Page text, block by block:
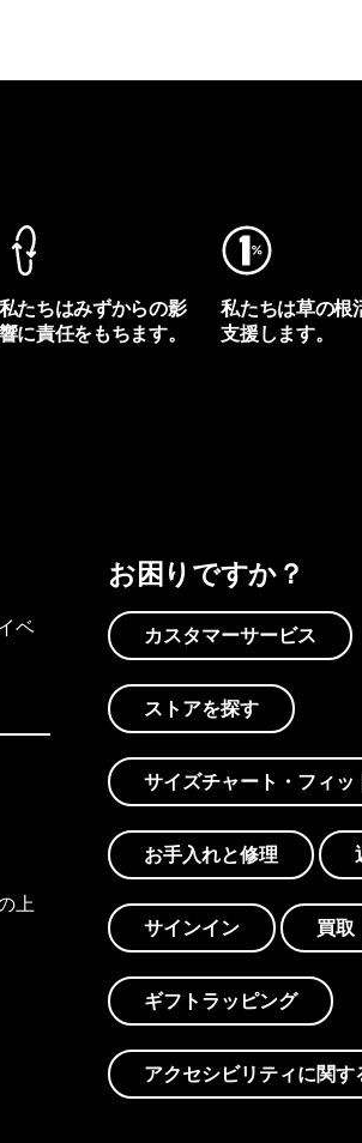
私たちはみずからの影
に責任をもちます。
私たちは草の根
支援します。
ベ
上
お困りですか？
カスタマーサービス
ストアを探す
サイズチャート・フィッ
お手入れと修理
サインイン 買取
ギフトラッピング
アクセシビリティに関す